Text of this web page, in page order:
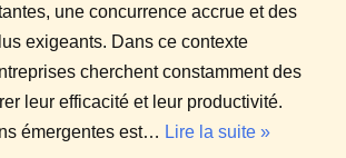
une concurrence accrue et des
exigeants. Dans ce contexte
cherchent constamment des
leur efficacité et leur productivité.
émergentes est… Lire la suite »